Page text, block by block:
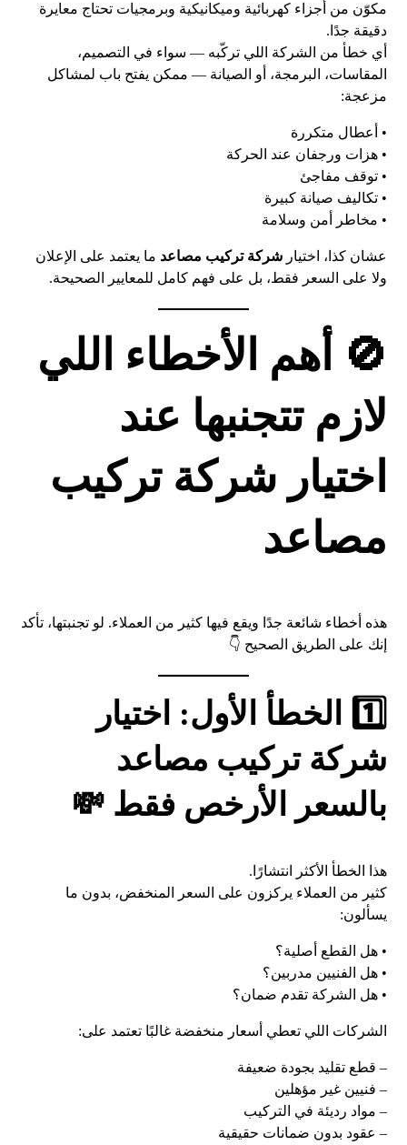
مكوّن من أجزاء كهربائية وميكانيكية وبرمجيات تحتاج معايرة
دقيقة جدًا.
أي خطأ من الشركة اللي تركّبه — سواء في التصميم،
المقاسات، البرمجة، أو الصيانة — ممكن يفتح باب لمشاكل
مزعجة:
• أعطال متكررة
• هزات ورجفان عند الحركة
• توقف مفاجئ
• تكاليف صيانة كبيرة
• مخاطر أمن وسلامة
عشان كذا، اختيارشركة تركيب مصاعد ما يعتمد على الإعلان
ولا على السعر فقط، بل على فهم كامل للمعايير الصحيحة.
🚫 أهم الأخطاء اللي
لازم تتجنبها عند
اختيار شركة تركيب
مصاعد
هذه أخطاء شائعة جدًا ويقع فيها كثير من العملاء. لو تجنبتها، تأكد
إنك على الطريق الصحيح 👇
1️⃣ الخطأ الأول: اختيار
شركة تركيب مصاعد
بالسعر الأرخص فقط 💸
هذا الخطأ الأكثر انتشارًا.
كثير من العملاء يركزون على السعر المنخفض، بدون ما
يسألون:
• هل القطع أصلية؟
• هل الفنيين مدربين؟
• هل الشركة تقدم ضمان؟
الشركات اللي تعطي أسعار منخفضة غالبًا تعتمد على:
– قطع تقليد بجودة ضعيفة
– فنيين غير مؤهلين
– مواد رديئة في التركيب
– عقود بدون ضمانات حقيقية